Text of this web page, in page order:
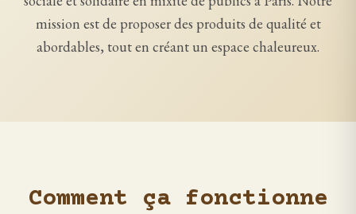
mission est de proposer des produits de qualité et
abordables, tout en créant un espace chaleureux.
Comment ça fonctionne